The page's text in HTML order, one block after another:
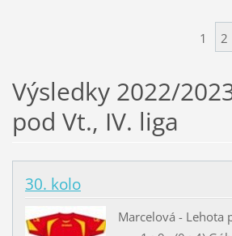
1 2
Výsledky 2022/
pod Vt., IV. liga
30. kolo
Marcelová -